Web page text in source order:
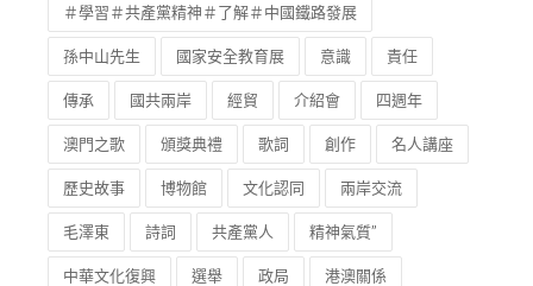
＃學習＃共產黨精神＃了解＃中國鐵路發展
孫中山先生 國家安全教育展 意識 責任
傳承 國共兩岸 經貿 介紹會 四週年
澳門之歌 頒獎典禮 歌詞 創作 名人講座
歷史故事 博物館 文化認同 兩岸交流
毛澤東 詩詞 共產黨人 精神氣質”
中華文化復興 選舉 政局 港澳關係